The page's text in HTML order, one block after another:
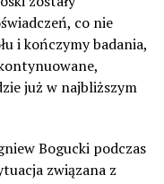
co nie
i kończymy badania,
już w najbliższym
Bogucki podczas
związana z